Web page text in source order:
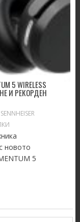
5 WIRELESS
И РЕКОРДЕН
SENNHEISER
новото
5